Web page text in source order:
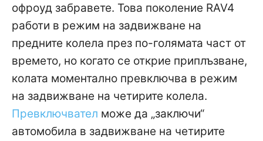
офроуд забравете. Това поколение RAV4
работи в режим на задвижване на
предните колела през по-голямата част от
времето, но когато се открие приплъзване,
колата моментално превключва в режим
на задвижване на четирите колела.
Превключвател може да „заключи“
автомобила в задвижване на четирите